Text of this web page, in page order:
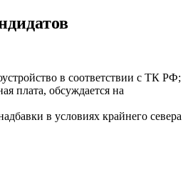
в соответствии с ТК РФ;
плата, обсуждается на
в условиях крайнего севера